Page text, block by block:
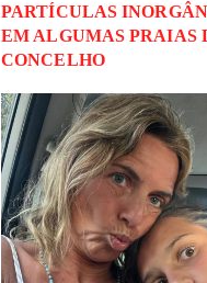
PARTÍCULAS
EM ALGUMAS PRAIAS
CONCELHO